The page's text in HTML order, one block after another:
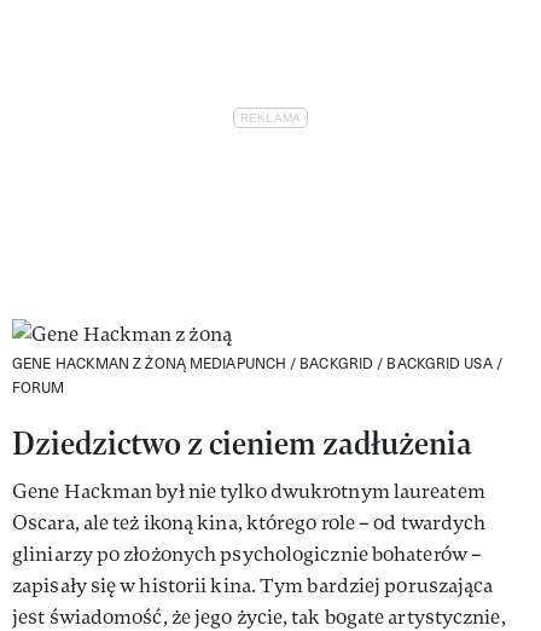
GENE HACKMAN Z ŻONĄ MEDIAPUNCH / BACKGRID / BACKGRID USA /
FORUM
Dziedzictwo z cieniem zadłużenia
Gene Hackman był nie tylko dwukrotnym laureatem
Oscara, ale też ikoną kina, którego role – od twardych
gliniarzy po złożonych psychologicznie bohaterów –
zapisały się w historii kina. Tym bardziej poruszająca
jest świadomość, że jego życie, tak bogate artystycznie,